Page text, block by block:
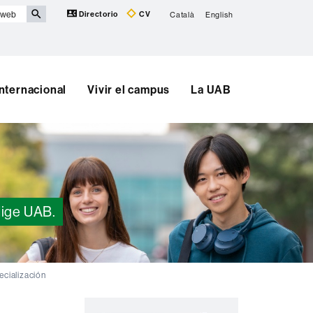
Directorio CV Català English
Vivir el campus La UAB
UAB.